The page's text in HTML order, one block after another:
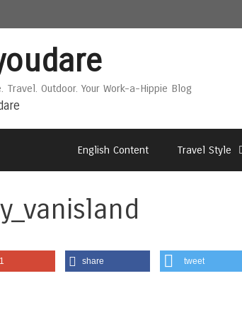
Travel. Outdoor. Your Work-a-Hippie Blog
English Content Travel Style
share tweet